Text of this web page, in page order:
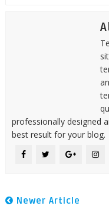
professionally designed
best result for your blog.
Newer Article